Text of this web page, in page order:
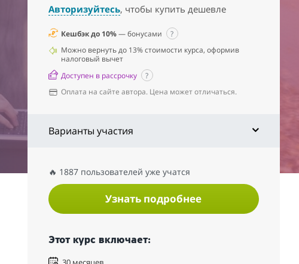
Авторизуйтесь, чтобы купить дешевле
Кешбэк до 10%— бонусами
?
Можно вернуть до 13% стоимости курса, оформив
налоговый вычет
Доступен в рассрочку
?
Оплата на сайте автора. Цена может отличаться.
Варианты участия
🔥 1887 пользователей уже учатся
Узнать подробнее
Этот курс включает: